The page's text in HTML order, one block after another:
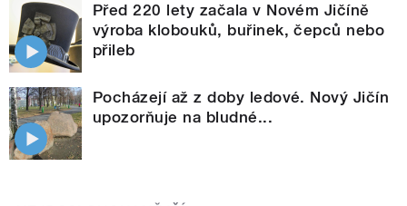
Před 220 lety začala v Novém Jičíně
výroba klobouků, buřinek, čepců nebo
přileb
Pocházejí až z doby ledové. Nový Jičín
upozorňuje na bludné...